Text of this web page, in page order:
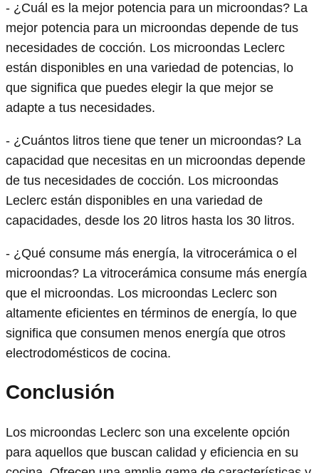
- ¿Cuál es la mejor potencia para un microondas? La
mejor potencia para un microondas depende de tus
necesidades de cocción. Los microondas Leclerc
están disponibles en una variedad de potencias, lo
que significa que puedes elegir la que mejor se
adapte a tus necesidades.
- ¿Cuántos litros tiene que tener un microondas? La
capacidad que necesitas en un microondas depende
de tus necesidades de cocción. Los microondas
Leclerc están disponibles en una variedad de
capacidades, desde los 20 litros hasta los 30 litros.
- ¿Qué consume más energía, la vitrocerámica o el
microondas? La vitrocerámica consume más energía
que el microondas. Los microondas Leclerc son
altamente eficientes en términos de energía, lo que
significa que consumen menos energía que otros
electrodomésticos de cocina.
Conclusión
Los microondas Leclerc son una excelente opción
para aquellos que buscan calidad y eficiencia en su